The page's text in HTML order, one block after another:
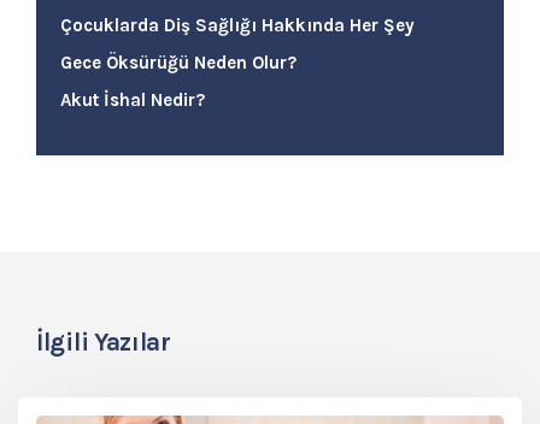
Çocuklarda Diş Sağlığı Hakkında Her Şey
Gece Öksürüğü Neden Olur?
Akut İshal Nedir?
İlgili Yazılar